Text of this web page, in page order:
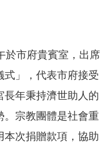
於市府貴賓室，出席
式」，代表市府接受
長年秉持濟世助人的
。宗教團體是社會重
本次捐贈款項，協助